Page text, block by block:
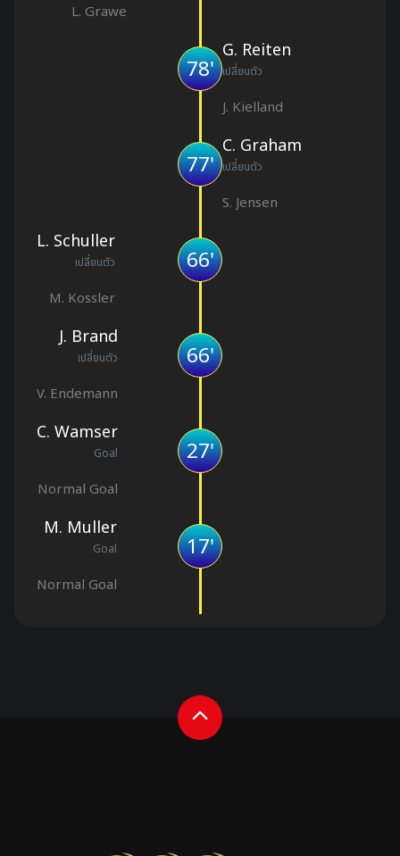
L. Grawe
78'
G. Reiten
เปลี่ยนตัว
J. Kielland
77'
C. Graham
เปลี่ยนตัว
S. Jensen
66'
L. Schuller
เปลี่ยนตัว
M. Kossler
66'
J. Brand
เปลี่ยนตัว
V. Endemann
27'
C. Wamser
Goal
Normal Goal
17'
M. Muller
Goal
Normal Goal